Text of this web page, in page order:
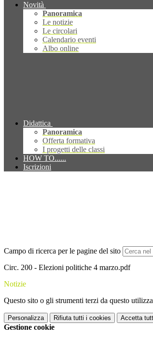
Novità
Panoramica
Le notizie
Le circolari
Calendario eventi
Albo online
Didattica
Panoramica
Offerta formativa
I progetti delle classi
HOW TO......
Iscrizioni
Campo di ricerca per le pagine del sito
Circ. 200 - Elezioni politiche 4 marzo.pdf
Notizie
Questo sito o gli strumenti terzi da questo
Personalizza Rifiuta tutti i cookies Accetta
Gestione cookie